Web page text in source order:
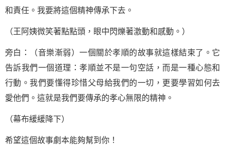
和責任。我要將這個精神傳承下去。
（王阿姨微笑著點點頭，眼中閃爍著激動和感動。）
旁白：（音樂漸弱）一個關於孝順的故事就這樣結束了。它
告訴我們一個道理：孝順並不是一句空話，而是一種心態和
行動。我們要懂得珍惜父母給我們的一切，更要學習如何去
愛他們。這就是我們要傳承的孝心無限的精神。
（幕布緩緩降下）
希望這個故事劇本能夠幫到你！